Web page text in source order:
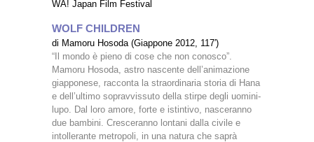
WA! Japan Film Festival
WOLF CHILDREN
di Mamoru Hosoda (Giappone 2012, 117′)
“Il mondo è pieno di cose che non conosco”.
Mamoru Hosoda, astro nascente dell’animazione
giapponese, racconta la straordinaria storia di Hana
e dell’ultimo sopravvissuto della stirpe degli uomini-
lupo. Dal loro amore, forte e istintivo, nasceranno
due bambini. Cresceranno lontani dalla civile e
intollerante metropoli, in una natura che saprà